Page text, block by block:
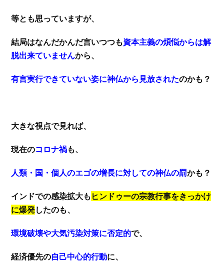
等とも思っていますが、
結局はなんだかんだ言いつつも資本主義の煩悩からは解
脱出来ていませんから、
有言実行できていない姿に神仏から見放されたのかも？
大きな視点で見れば、
現在のコロナ禍も、
人類・国・個人のエゴの増長に対しての神仏の罰かも？
インドでの感染拡大も ヒンドゥーの宗教行事をきっかけ
に爆発したのも、
環境破壊や大気汚染対策に否定的で、
経済優先の自己中心的行動に、